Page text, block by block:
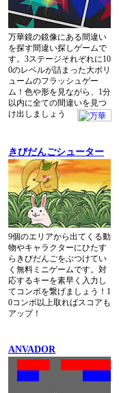
万華鏡の鏡像にある間違い
を探す間違い探しゲームで
す。3ステージそれぞれに10
0のレベルが詰まった大ボリ
ュームのフラッシュゲー
ム！色や形を見ながら、1分
以内に全ての間違いを見つ
け出しましょう
きびだんごシューター
9個のエリアから出てくる動
物やキャラクターにひたす
らきびだんごをぶつけてい
く無料ミニゲームです。対
応するキーを素早く入力し
てコンボを繋げましょう！1
0コンボ以上取ればスコアも
アップ！
ANVADOR